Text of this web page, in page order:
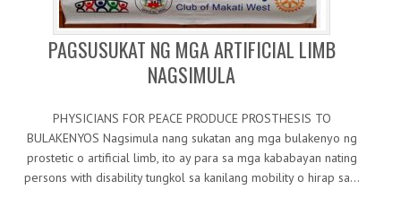
PAGSUSUKAT NG MGA ARTIFICIAL LIMB
NAGSIMULA
PHYSICIANS FOR PEACE PRODUCE PROSTHESIS TO
BULAKENYOS Nagsimula nang sukatan ang mga bulakenyo ng
prostetic o artificial limb, ito ay para sa mga kababayan nating
persons with disability tungkol sa kanilang mobility o hirap sa…